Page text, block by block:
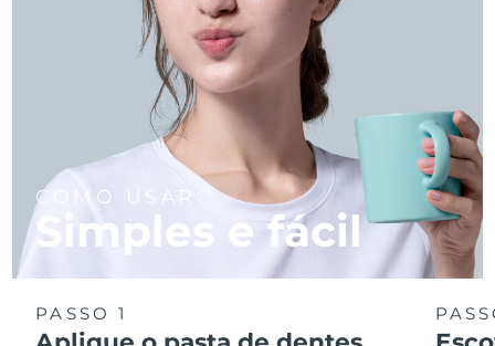
COMO USAR
Simples e fácil
PASSO 1